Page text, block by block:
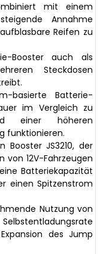
mit einem
Annahme
Reifen zu
Booster auch als
Steckdosen
basierte Batterie-
im Vergleich zu
einer höheren
funktionieren.
Booster JS3210, der
12V-Fahrzeugen
Batteriekapazität
einen Spitzenstrom
Nutzung von
des Jump